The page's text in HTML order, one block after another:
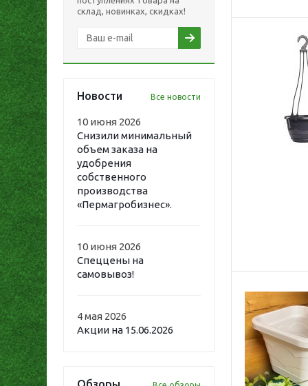
40 (2)
47 (3)
63 (3 )
8,5 (7)
9 (2)
9,5 (3)
склад, новинках, скидках!
Новости Все новости
10 июня 2026
Снизили минимальный
объем заказа на
удобрения
собственного
производства
«Пермагробизнес».
10 июня 2026
Спеццены на
самовывоз!
4 мая 2026
Акции на 15.06.2026